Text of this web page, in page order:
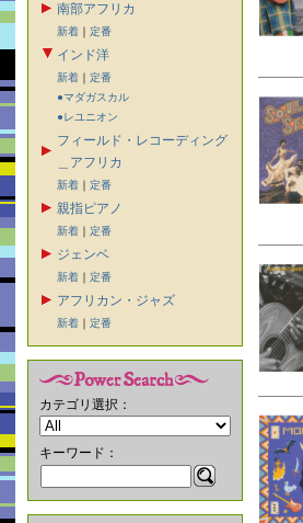
南部アフリカ
新着 ｜ 定番
インド洋
新着 ｜ 定番
●マダガスカル
●レユニオン
フィールド・レコーディング
＿アフリカ
新着 ｜ 定番
親指ピアノ
新着 ｜ 定番
ジェンベ
新着 ｜ 定番
アフリカン・ジャズ
新着 ｜ 定番
カテゴリ選択：
キーワード：